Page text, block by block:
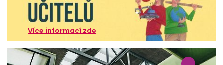
Více informací zde